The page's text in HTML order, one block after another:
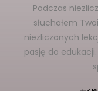
Podczas
słuchałem
niezliczonych
pasję do